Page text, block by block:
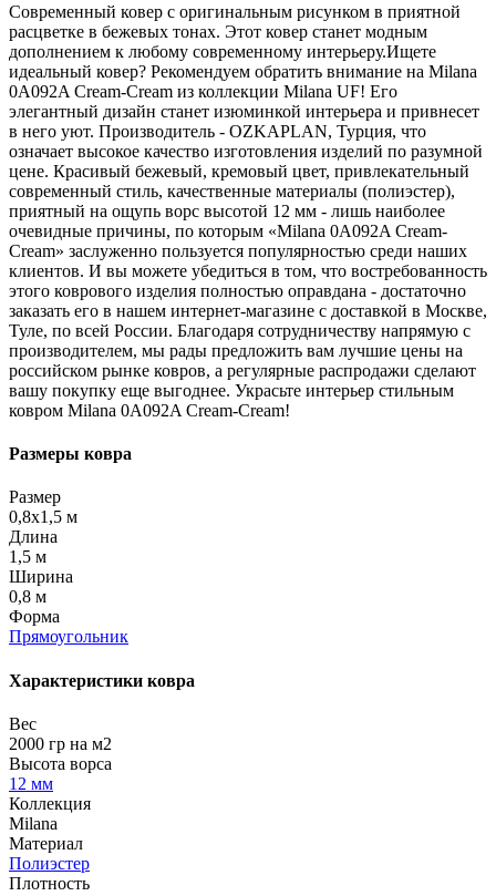
Современный ковер с оригинальным рисунком в приятной
расцветке в бежевых тонах. Этот ковер станет модным
дополнением к любому современному интерьеру.Ищете
идеальный ковер? Рекомендуем обратить внимание на Milana
0A092A Cream-Cream из коллекции Milana UF! Его
элегантный дизайн станет изюминкой интерьера и привнесет
в него уют. Производитель - OZKAPLAN, Турция, что
означает высокое качество изготовления изделий по разумной
цене. Красивый бежевый, кремовый цвет, привлекательный
современный стиль, качественные материалы (полиэстер),
приятный на ощупь ворс высотой 12 мм - лишь наиболее
очевидные причины, по которым «Milana 0A092A Cream-
Cream» заслуженно пользуется популярностью среди наших
клиентов. И вы можете убедиться в том, что востребованность
этого коврового изделия полностью оправдана - достаточно
заказать его в нашем интернет-магазине с доставкой в Москве,
Туле, по всей России. Благодаря сотрудничеству напрямую с
производителем, мы рады предложить вам лучшие цены на
российском рынке ковров, а регулярные распродажи сделают
вашу покупку еще выгоднее. Украсьте интерьер стильным
ковром Milana 0A092A Cream-Cream!
Размеры ковра
Размер
0,8x1,5 м
Длина
1,5 м
Ширина
0,8 м
Форма
Прямоугольник
Характеристики ковра
Вес
2000 гр на м2
Высота ворса
12 мм
Коллекция
Milana
Материал
Полиэстер
Плотность